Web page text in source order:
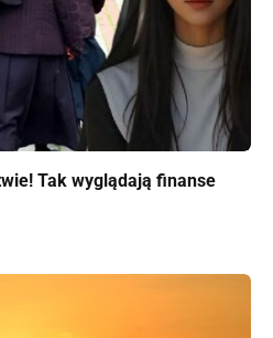
Tak wyglądają finanse